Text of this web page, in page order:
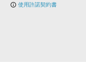
info_outline 使用許諾契約書